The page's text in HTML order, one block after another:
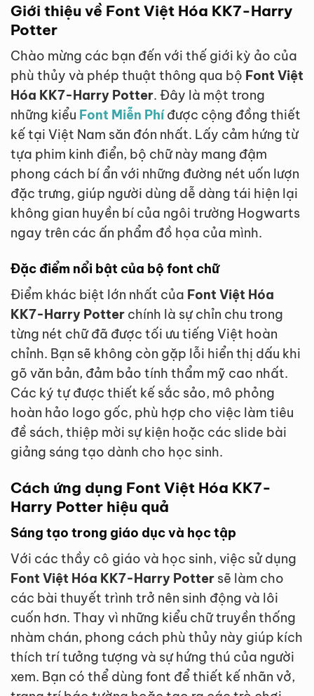
Giới thiệu về Font Việt Hóa KK7-Harry
Potter
Chào mừng các bạn đến với thế giới kỳ ảo của
phù thủy và phép thuật thông qua bộ Font Việt
Hóa KK7-Harry Potter. Đây là một trong
những kiểu Font Miễn Phíđược cộng đồng thiết
kế tại Việt Nam săn đón nhất. Lấy cảm hứng từ
tựa phim kinh điển, bộ chữ này mang đậm
phong cách bí ẩn với những đường nét uốn lượn
đặc trưng, giúp người dùng dễ dàng tái hiện lại
không gian huyền bí của ngôi trường Hogwarts
ngay trên các ấn phẩm đồ họa của mình.
Đặc điểm nổi bật của bộ font chữ
Điểm khác biệt lớn nhất của Font Việt Hóa
KK7-Harry Potter chính là sự chỉn chu trong
từng nét chữ đã được tối ưu tiếng Việt hoàn
chỉnh. Bạn sẽ không còn gặp lỗi hiển thị dấu khi
gõ văn bản, đảm bảo tính thẩm mỹ cao nhất.
Các ký tự được thiết kế sắc sảo, mô phỏng
hoàn hảo logo gốc, phù hợp cho việc làm tiêu
đề sách, thiệp mời sự kiện hoặc các slide bài
giảng sáng tạo dành cho học sinh.
Cách ứng dụng Font Việt Hóa KK7-
Harry Potter hiệu quả
Sáng tạo trong giáo dục và học tập
Với các thầy cô giáo và học sinh, việc sử dụng
Font Việt Hóa KK7-Harry Potter sẽ làm cho
các bài thuyết trình trở nên sinh động và lôi
cuốn hơn. Thay vì những kiểu chữ truyền thống
nhàm chán, phong cách phù thủy này giúp kích
thích trí tưởng tượng và sự hứng thú của người
xem. Bạn có thể dùng font để thiết kế nhãn vở,